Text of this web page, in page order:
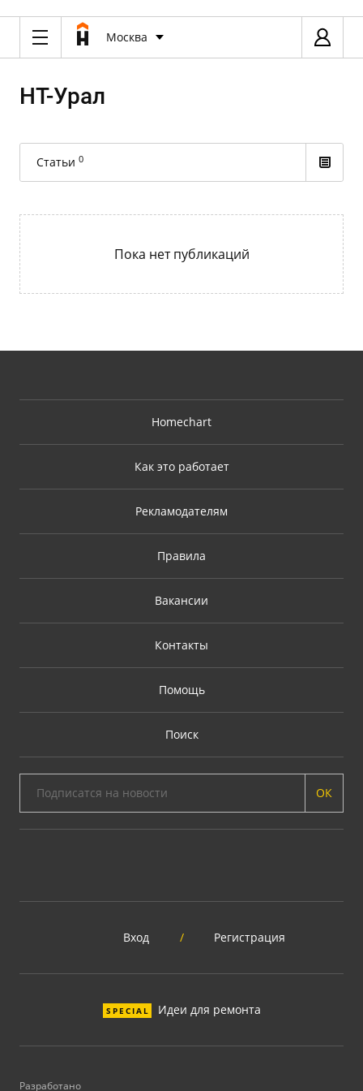
Москва
НТ-Урал
Статьи 0
Пока нет публикаций
Homechart
Как это работает
Рекламодателям
Правила
Вакансии
Контакты
Помощь
Поиск
ОК
Вход / Регистрация
SPECIAL Идеи для ремонта
Разработано